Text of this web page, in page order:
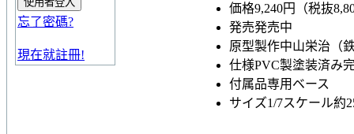
忘了密碼?
現在就註冊!
価格9,240円（税抜
発売発売中
原型製作中山栄治（
仕様PVC製塗装済み
付属品専用ベース
サイズ1/7スケール約